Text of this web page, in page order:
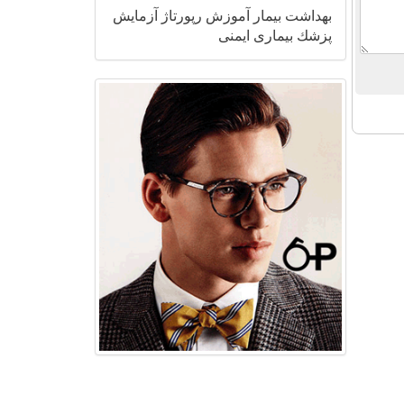
بهداشت بیمار آموزش رپورتاژ
آزمایش
پزشك بیماری ایمنی